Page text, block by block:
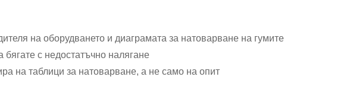
на оборудването и диаграмата за натоварване на гумите
бягате с недостатъчно налягане
на таблици за натоварване, а не само на опит